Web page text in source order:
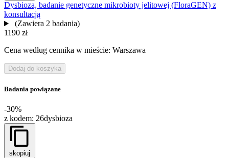
Dysbioza, badanie genetyczne mikrobioty jelitowej (FloraGEN) z
konsultacją
(Zawiera 2 badania)
1190 zł
Cena według cennika w mieście: Warszawa
Dodaj do koszyka
Badania powiązane
-30%
z kodem: 26dysbioza
skopiuj